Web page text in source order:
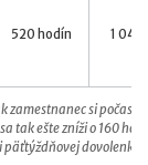
zamestnanec si počas
tak ešte zníži o 160
päťtýždňovej dovolenke).
520 hodín 1 040